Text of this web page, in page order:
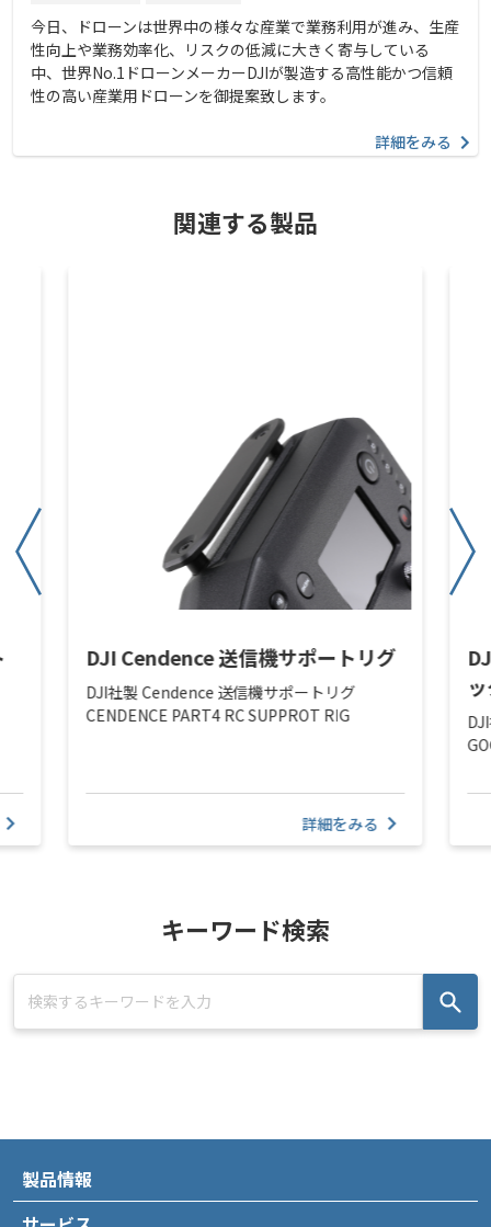
今日、ドローンは世界中の様々な産業で業務利用が進み、生産
性向上や業務効率化、リスクの低減に大きく寄与している
中、世界No.1ドローンメーカーDJIが製造する高性能かつ信頼
性の高い産業用ドローンを御提案致します。
詳細をみる
関連する製品
DJI Cendence 送信機サポートリグ
DJI社製 Cendence 送信機サポートリグ
CENDENCE PART4 RC SUPPROT RIG
詳細をみる
キーワード検索
製品情報